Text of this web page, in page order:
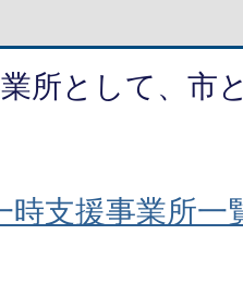
所として、市
時支援事業所